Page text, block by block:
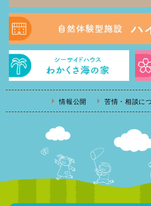
情報公開 苦情・相談に